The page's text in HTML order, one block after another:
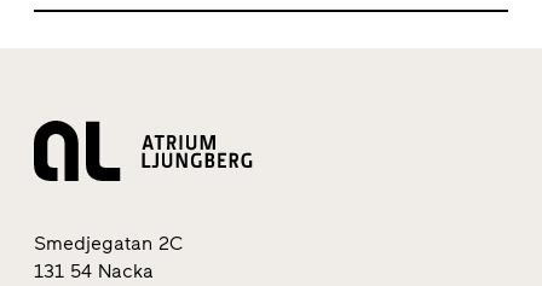
Smedjegatan 2C
131 54 Nacka